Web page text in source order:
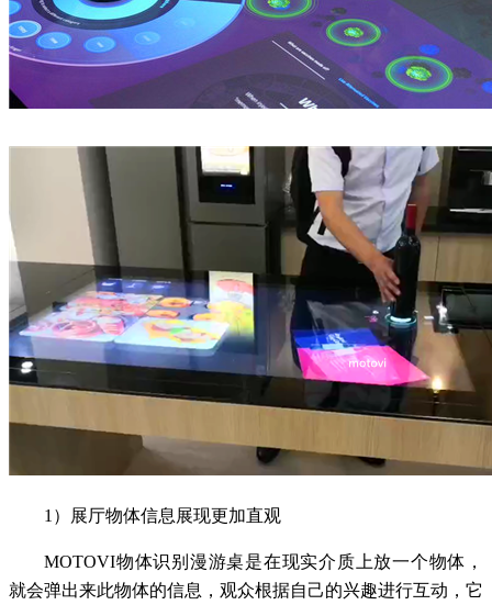
1）展厅物体信息展现更加直观
MOTOVI物体识别漫游桌是在现实介质上放一个物体，
就会弹出来此物体的信息，观众根据自己的兴趣进行互动，它